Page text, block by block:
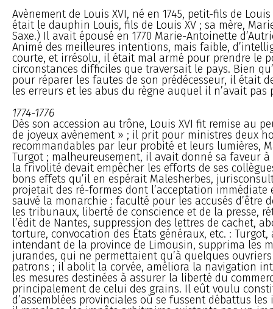
Avènement de Louis XVI, né en 1745, petit-fils de Louis
était le dauphin Louis, fils de Louis XV ; sa mère,
Saxe.) Il avait épousé en 1770 Marie-Antoinette
Animé des meilleures intentions, mais faible,
courte, et irrésolu, il était mal armé pour prendre le
circonstances difficiles que traversait le pays. Bien
pour réparer les fautes de son prédécesseur, il était
les erreurs et les abus du règne auquel il n’avait pas
1774-1776
Dès son accession au trône, Louis XVI fit remise au
de joyeux avènement » ; il prit pour ministres deux
recommandables par leur probité et leurs lumières,
Turgot ; malheureusement, il avait donné sa faveur
la frivolité devait empêcher les efforts de ses
bons effets qu’il en espérait Malesherbes,
projetait des ré-formes dont l’acceptation immédiate
sauvé la monarchie : faculté pour les accusés d’être
les tribunaux, liberté de conscience et de la presse,
l’édit de Nantes, suppression des lettres de cachet,
torture, convocation des États généraux, etc. : Turgot,
intendant de la province de Limousin, supprima les
jurandes, qui ne permettaient qu’à quelques
patrons ; il abolit la corvée, améliora la navigation
les mesures destinées à assurer la liberté du
principalement de celui des grains. Il eût voulu
d’assemblées provinciales où se fussent débattus